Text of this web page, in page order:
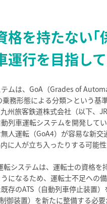
格を持たない｢
行を目指して
ムは、GoA（Grades of
務形態による分類＞という基
州旅客鉄道株式会社（以下、
列車運転システムを開発して
人運転（GoA4）が容易な新
に人が立ち入ったりする可能
転システムは、運転士の資格を
になるため、運転士不足への備
存のATS（自動列車停止装置
御装置）を新たに整備する必